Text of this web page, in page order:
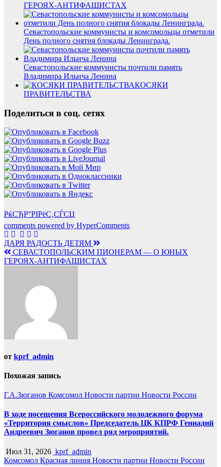
ГЕРОЯХ-АНТИФАШИСТАХ
Севастопольские коммунисты и комсомольцы отметили
День полного снятия блокады Ленинграда.
Севастопольские коммунисты почтили память
Владимира Ильича Ленина
КОСЯКИ
ПРАВИТЕЛЬСТВА
Поделиться в соц. сетях
РќСЂР°РІРёС‚СЃСЏ
comments powered by HyperComments
Навигация
по
ДАРЯ РАДОСТЬ ДЕТЯМ
СЕВАСТОПОЛЬСКИМ ПИОНЕРАМ — О ЮНЫХ
ГЕРОЯХ-АНТИФАШИСТАХ
от kprf_admin
Похожая запись
Г.А.Зюганов Комсомол Новости партии Новости России
В ходе посещения Всероссийского молодежного форума
«Территория смыслов» Председатель ЦК КПРФ Геннадий
Андреевич Зюганов провел ряд мероприятий.
Июл 31, 2026 kprf_admin
Комсомол Красная линия Новости партии Новости России